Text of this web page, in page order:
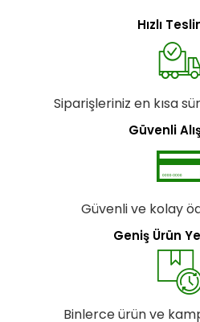
Hızlı
Siparişleriniz en kısa
Güvenli
Güvenli ve kolay
Geniş Ürün
Binlerce ürün ve